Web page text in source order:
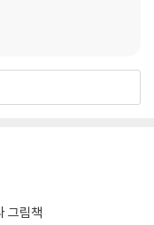
그림책